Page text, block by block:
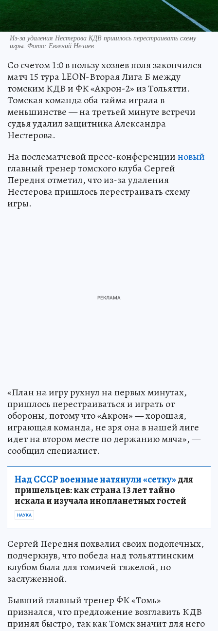
Из-за удаления Нестерова КДВ пришлось перестраивать схему
игры. Фото: Евгений Нечаев
Со счетом 1:0 в пользу хозяев поля закончился
матч 15 тура LEON-Вторая Лига Б между
томским КДВ и ФК «Акрон-2» из Тольятти.
Томская команда оба тайма играла в
меньшинстве — на третьей минуте встречи
судья удалил защитника Александра
Нестерова.
На послематчевой пресс-конференцииновый
главный тренер томского клуба Сергей
Передня отметил, что из-за удаления
Нестерова пришлось перестраивать схему
игры.
«План на игру рухнул на первых минутах,
пришлось перестраиваться и играть от
обороны, потому что «Акрон» — хорошая,
играющая команда, не зря она в нашей лиге
идет на втором месте по держанию мяча», —
сообщил специалист.
Над СССР военные натянули «сетку»для
пришельцев: как страна 13 лет тайно
искала и изучала инопланетных гостей
НАУКА
Сергей Передня похвалил своих подопечных,
подчеркнув, что победа над тольяттинским
клубом была для томичей тяжелой, но
заслуженной.
Бывший главный тренер ФК «Томь»
признался, что предложение возглавить КДВ
принял быстро, так как Томск значит для него